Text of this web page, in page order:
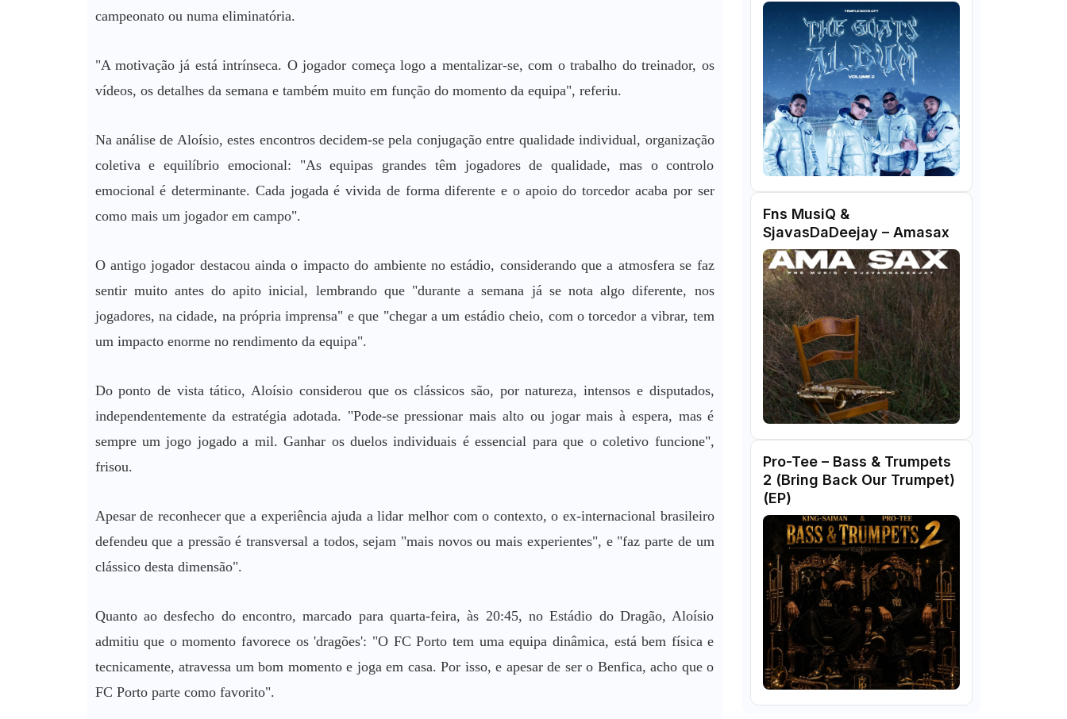
campeonato ou numa eliminatória.
"A motivação já está intrínseca. O jogador começa logo a mentalizar-se, com o trabalho do treinador, os
vídeos, os detalhes da semana e também muito em função do momento da equipa", referiu.
Na análise de Aloísio, estes encontros decidem-se pela conjugação entre qualidade individual, organização
coletiva e equilíbrio emocional: "As equipas grandes têm jogadores de qualidade, mas o controlo
emocional é determinante. Cada jogada é vivida de forma diferente e o apoio do torcedor acaba por ser
como mais um jogador em campo".
O antigo jogador destacou ainda o impacto do ambiente no estádio, considerando que a atmosfera se faz
sentir muito antes do apito inicial, lembrando que "durante a semana já se nota algo diferente, nos
jogadores, na cidade, na própria imprensa" e que "chegar a um estádio cheio, com o torcedor a vibrar, tem
um impacto enorme no rendimento da equipa".
Do ponto de vista tático, Aloísio considerou que os clássicos são, por natureza, intensos e disputados,
independentemente da estratégia adotada. "Pode-se pressionar mais alto ou jogar mais à espera, mas é
sempre um jogo jogado a mil. Ganhar os duelos individuais é essencial para que o coletivo funcione",
frisou.
Apesar de reconhecer que a experiência ajuda a lidar melhor com o contexto, o ex-internacional brasileiro
defendeu que a pressão é transversal a todos, sejam "mais novos ou mais experientes", e "faz parte de um
clássico desta dimensão".
Quanto ao desfecho do encontro, marcado para quarta-feira, às 20:45, no Estádio do Dragão, Aloísio
admitiu que o momento favorece os 'dragões': "O FC Porto tem uma equipa dinâmica, está bem física e
tecnicamente, atravessa um bom momento e joga em casa. Por isso, e apesar de ser o Benfica, acho que o
FC Porto parte como favorito".
Fns MusiQ &
SjavasDaDeejay – Amasax
Pro-Tee – Bass & Trumpets
2 (Bring Back Our Trumpet)
(EP)